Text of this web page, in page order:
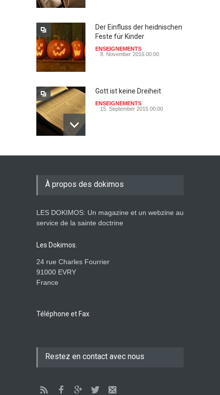
Der Einfluss der heidnischen
Feste für Kinder
ENSEIGNEMENTS
8. November 2016 00:00
Gott ist keine Dreiheit
ENSEIGNEMENTS
15. September 2015 00:00
Johannes paulus II, papst
ENSEIGNEMENTS
Ein apokalyptisches Klima-
der apostasie-Rhéma-
À propos des dokimos
LES DOKIMOS: Un magazine et un webzine au
service de la sainte doctrine
Les Dokimos.
24 rue Charles Fourrier
91000 EVRY
France
Téléphone et Fax
Restez en contact avec nous